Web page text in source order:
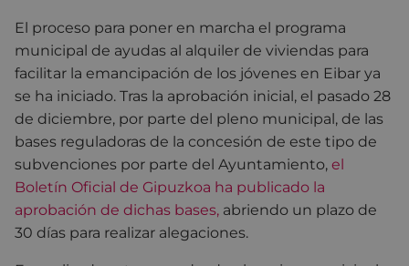
El proceso para poner en marcha el programa
municipal de ayudas al alquiler de viviendas para
facilitar la emancipación de los jóvenes en Eibar ya
se ha iniciado. Tras la aprobación inicial, el pasado 28
de diciembre, por parte del pleno municipal, de las
bases reguladoras de la concesión de este tipo de
subvenciones por parte del Ayuntamiento, el
Boletín Oficial de Gipuzkoa ha publicado la
aprobación de dichas bases, abriendo un plazo de
30 días para realizar alegaciones.